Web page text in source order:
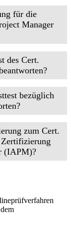
für die
Manager
des Cert.
bezüglich
zum Cert.
(IAPM)?